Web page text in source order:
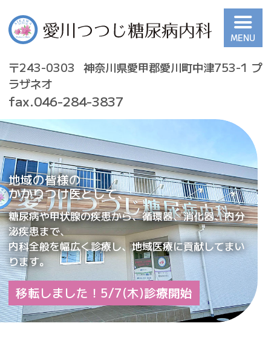
愛甲郡の内科｜愛川つつじ
糖尿病内科｜甲状腺 代謝
内分泌 胃・大腸内視鏡検
査
〒243-0303
神奈川県愛甲郡愛川町中津753-1 プ
ラザネオ
fax.046-284-3837
地域の皆様の
かかりつけ医として、
糖尿病や甲状腺の疾患から、循環器、消化器、内分
泌疾患まで、
内科全般を幅広く診療し、地域医療に貢献してまい
ります。
移転しました！5/7(木)診療開始